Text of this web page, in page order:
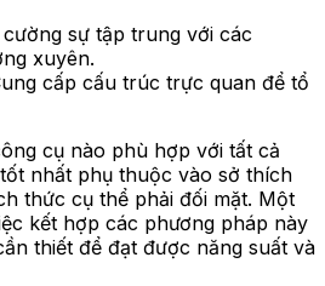
cường sự tập trung với các
xuyên.
cấp cấu trúc trực quan để tổ
cụ nào phù hợp với tất cả
nhất phụ thuộc vào sở thích
thức cụ thể phải đối mặt. Một
kết hợp các phương pháp này
thiết để đạt được năng suất và